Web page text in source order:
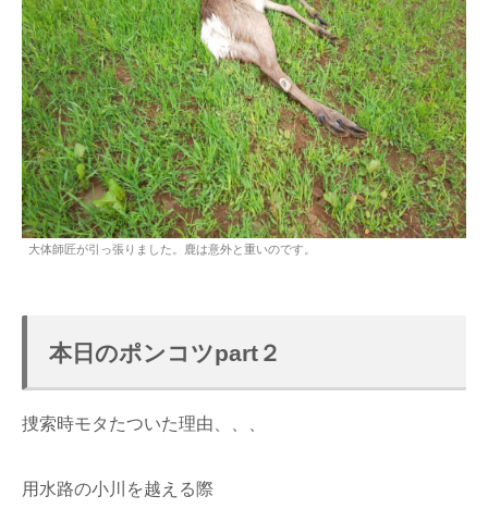
大体師匠が引っ張りました。鹿は意外と重いのです。
本日のポンコツpart２
捜索時モタたついた理由、、、
用水路の小川を越える際